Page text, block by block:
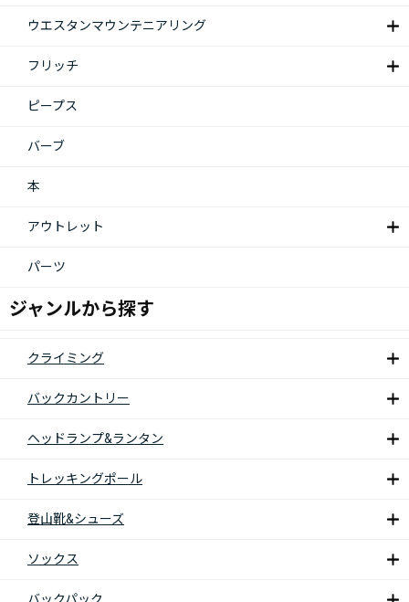
ウエスタンマウンテニアリング
フリッチ
ピープス
バーブ
本
アウトレット
パーツ
ジャンルから探す
クライミング
バックカントリー
ヘッドランプ&ランタン
トレッキングポール
登山靴&シューズ
ソックス